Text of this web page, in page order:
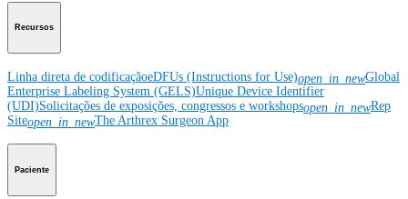
Recursos
Linha direta de codificaçãoeDFUs (Instructions for Use)open_in_newGlobal
Enterprise Labeling System (GELS)Unique Device Identifier
(UDI)Solicitações de exposições, congressos e workshopsopen_in_newRep
Siteopen_in_newThe Arthrex Surgeon App
Paciente